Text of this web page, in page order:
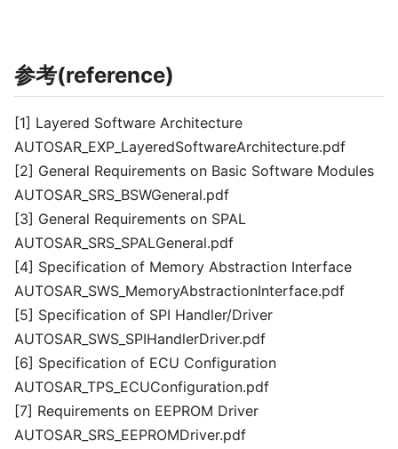
参考(reference)
[1] Layered Software Architecture
AUTOSAR_EXP_LayeredSoftwareArchitecture.pdf
[2] General Requirements on Basic Software Modules
AUTOSAR_SRS_BSWGeneral.pdf
[3] General Requirements on SPAL
AUTOSAR_SRS_SPALGeneral.pdf
[4] Specification of Memory Abstraction Interface
AUTOSAR_SWS_MemoryAbstractionInterface.pdf
[5] Specification of SPI Handler/Driver
AUTOSAR_SWS_SPIHandlerDriver.pdf
[6] Specification of ECU Configuration
AUTOSAR_TPS_ECUConfiguration.pdf
[7] Requirements on EEPROM Driver
AUTOSAR_SRS_EEPROMDriver.pdf